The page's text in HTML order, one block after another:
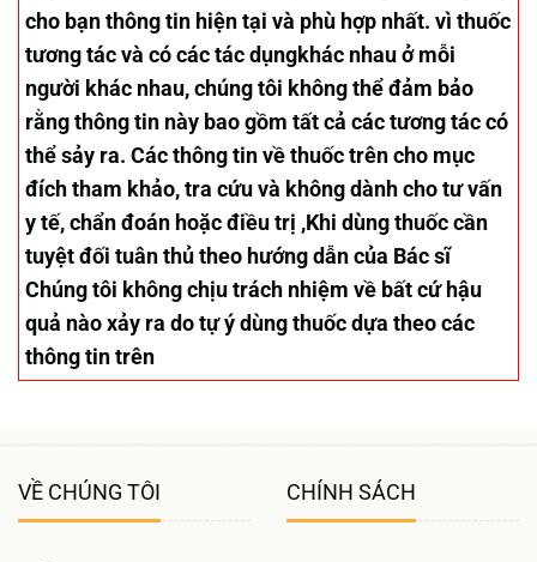
cho bạn thông tin hiện tại và phù hợp nhất. vì thuốc
tương tác và có các tác dụngkhác nhau ở mỗi
người khác nhau, chúng tôi không thể đảm bảo
rằng thông tin này bao gồm tất cả các tương tác có
thể sảy ra. Các thông tin về thuốc trên cho mục
đích tham khảo, tra cứu và không dành cho tư vấn
y tế, chẩn đoán hoặc điều trị ,Khi dùng thuốc cần
tuyệt đối tuân thủ theo hướng dẫn của Bác sĩ
Chúng tôi không chịu trách nhiệm về bất cứ hậu
quả nào xảy ra do tự ý dùng thuốc dựa theo các
thông tin trên
VỀ CHÚNG TÔI CHÍNH SÁCH